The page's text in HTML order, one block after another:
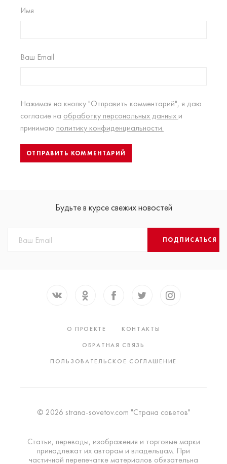
Имя
Ваш Email
Нажимая на кнопку "Отправить комментарий", я даю
согласие на обработку персональных данных и
принимаю политику конфиденциальности.
Будьте в курсе свежих новостей
ПОДПИСАТЬСЯ
О ПРОЕКТЕ
КОНТАКТЫ
ОБРАТНАЯ СВЯЗЬ
ПОЛЬЗОВАТЕЛЬСКОЕ СОГЛАШЕНИЕ
© 2026 strana-sovetov.com "Страна советов"
Статьи, переводы, изображения и торговые марки
принадлежат их авторам и владельцам. При
частичной перепечатке материалов обязательна